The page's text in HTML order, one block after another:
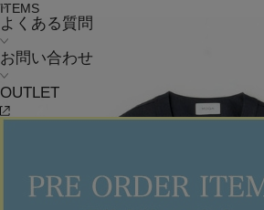
よくある質問
お問い合わせ
OUTLET
ITEMS